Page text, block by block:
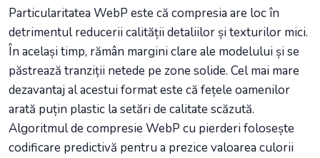
Particularitatea WebP este că compresia are loc în
detrimentul reducerii calității detaliilor și texturilor mici.
În același timp, rămân margini clare ale modelului și se
păstrează tranziții netede pe zone solide. Cel mai mare
dezavantaj al acestui format este că fețele oamenilor
arată puțin plastic la setări de calitate scăzută.
Algoritmul de compresie WebP cu pierderi folosește
codificare predictivă pentru a prezice valoarea culorii